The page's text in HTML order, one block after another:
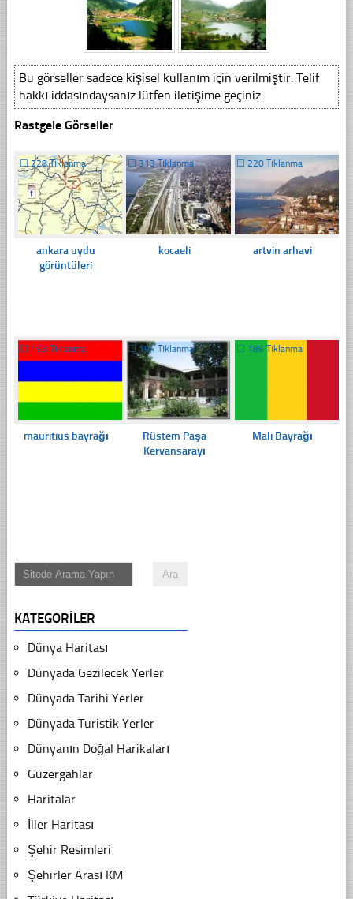
Bu görseller sadece kişisel kullanım için verilmiştir. Telif
hakkı iddasındaysanız lütfen iletişime geçiniz.
Rastgele Görseller
☐228 Tıklanma
ankara uydu
görüntüleri
☐313 Tıklanma
kocaeli
☐ 220 Tıklanma
artvin arhavi
☐ 193 Tıklanma
mauritius bayrağı
☐ 194 Tıklanma
Rüstem Paşa
Kervansarayı
☐ 186 Tıklanma
Mali Bayrağı
KATEGORILER
Dünya Haritası
Dünyada Gezilecek Yerler
Dünyada Tarihi Yerler
Dünyada Turistik Yerler
Dünyanın Doğal Harikaları
Güzergahlar
Haritalar
İller Haritası
Şehir Resimleri
Şehirler Arası KM